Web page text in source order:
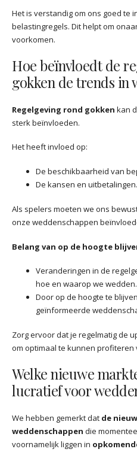
Het is verstandig om ons goed te
belastingregels. Dit helpt om
voorkomen.
Hoe beïnvloedt de
gokken de trends in
Regelgeving rond gokken kan
sterk beïnvloeden.
Het heeft invloed op:
De beschikbaarheid van
De kansen en uitbetalingen.
Als spelers moeten we ons
onze weddenschappen
Belang van op de hoogte
Veranderingen in de
hoe en waarop we wedden.
Door op de hoogte te
geïnformeerde
Zorg ervoor dat je regelmatig de
om optimaal te kunnen profiteren
Welke nieuwe
lucratief voor
We hebben gemerkt dat de
weddenschappen die
voornamelijk liggen in